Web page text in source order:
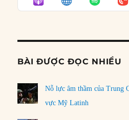
BÀI ĐƯỢC ĐỌC NHIỀU
Nỗ lực âm thầm của Trung
vực Mỹ Latinh